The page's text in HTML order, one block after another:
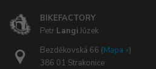
BIKEFACTORY
Petr LangiJůzek
Bezděkovská 66 (Mapa »)
386 01 Strakonice